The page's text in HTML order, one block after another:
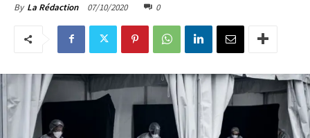
By La Rédaction 07/10/2020 0